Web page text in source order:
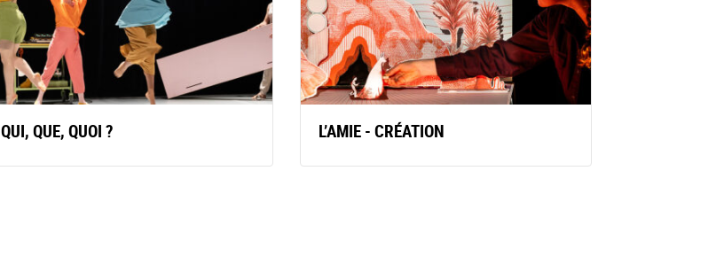
QUI, QUE, QUOI ? L’AMIE - CRÉATION